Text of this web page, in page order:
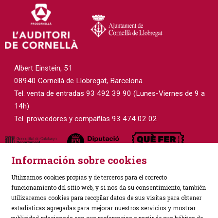
Albert Einstein, 51
08940 Cornellà de Llobregat, Barcelona
Tel. venta de entradas 93 492 39 90 (Lunes-Viernes de 9 a
14h)
Tel. proveedores y compañías 93 474 02 02
Sitemap | Aviso Legal | Política de Privacidad |
Información sobre cookies
Utilizamos cookies propias y de terceros para el correcto
funcionamiento del sitio web, y si nos da su consentimiento, también
utilizaremos cookies para recopilar datos de sus visitas para obtener
estadísticas agregadas para mejorar nuestros servicios y mostrar